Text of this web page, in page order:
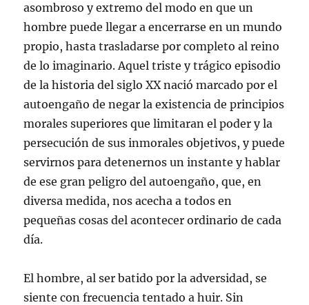
asombroso y extremo del modo en que un
hombre puede llegar a encerrarse en un mundo
propio, hasta trasladarse por completo al reino
de lo imaginario. Aquel triste y trágico episodio
de la historia del siglo XX nació marcado por el
autoengaño de negar la existencia de principios
morales superiores que limitaran el poder y la
persecución de sus inmorales objetivos, y puede
servirnos para detenernos un instante y hablar
de ese gran peligro del autoengaño, que, en
diversa medida, nos acecha a todos en
pequeñas cosas del acontecer ordinario de cada
día.
El hombre, al ser batido por la adversidad, se
siente con frecuencia tentado a huir. Sin